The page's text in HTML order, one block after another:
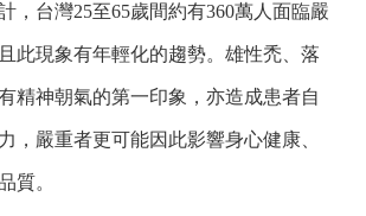
，台灣25至65歲間約有360萬人面臨嚴
此現象有年輕化的趨勢。雄性禿、落
精神朝氣的第一印象，亦造成患者自
，嚴重者更可能因此影響身心健康、
質。